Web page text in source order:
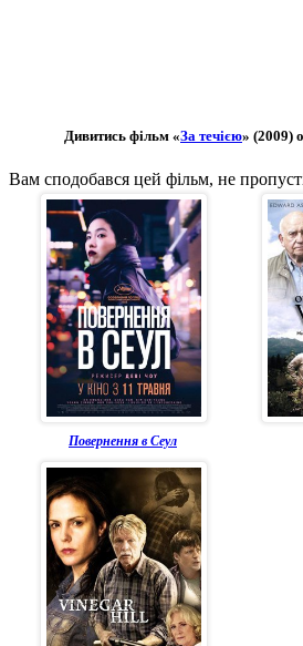
Дивитись фільм «За течією» (2009)
Вам сподобався цей фільм, не
Повернення в Сеул